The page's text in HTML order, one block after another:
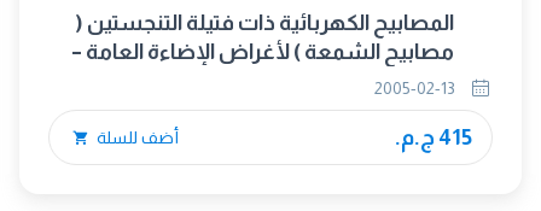
المصابيح الكهربائية ذات فتيلة التنجستين (
مصابيح الشمعة ) لأغراض الإضاءة العامة –
المتطلبات العامة
415 ج.م. أضف للسلة